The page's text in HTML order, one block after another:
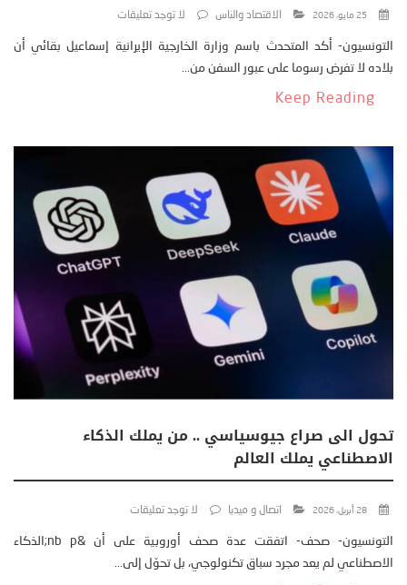
25 مايو، 2026 الاقتصاد والناس لا توجد تعليقات
التونسيون- أكد المتحدث باسم وزارة الخارجية الإيرانية إسماعيل بقائي أن
بلاده لا تفرض رسوما على عبور السفن من...
Keep Reading
تحول الى صراع جيوسياسي .. من يملك الذكاء
الاصطناعي يملك العالم
28 أبريل، 2026 اتصال و ميديا لا توجد تعليقات
التونسيون- صحف- اتفقت عدة صحف أوروبية على أن &nb p;الذكاء
الاصطناعي لم يعد مجرد سباق تكنولوجي، بل تحوّل إلى...